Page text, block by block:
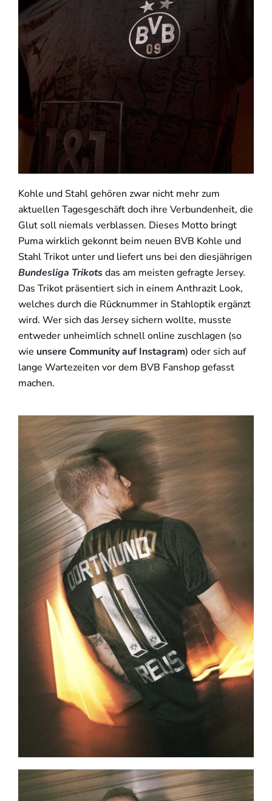
Kohle und Stahl gehören zwar nicht mehr zum
aktuellen Tagesgeschäft doch ihre Verbundenheit, die
Glut soll niemals verblassen. Dieses Motto bringt
Puma wirklich gekonnt beim neuen BVB Kohle und
Stahl Trikot unter und liefert uns bei den diesjährigen
Bundesliga Trikots das am meisten gefragte Jersey.
Das Trikot präsentiert sich in einem Anthrazit Look,
welches durch die Rücknummer in Stahloptik ergänzt
wird. Wer sich das Jersey sichern wollte, musste
entweder unheimlich schnell online zuschlagen (so
wie unsere Community auf Instagram) oder sich auf
lange Wartezeiten vor dem BVB Fanshop gefasst
machen.